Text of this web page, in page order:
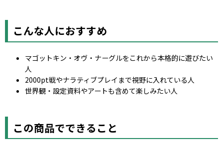
こんな人におすすめ
マゴットキン・オヴ・ナーグルをこれから本格的に遊びたい
人
2000pt戦やナラティブプレイまで視野に入れている人
世界観・設定資料やアートも含めて楽しみたい人
この商品でできること